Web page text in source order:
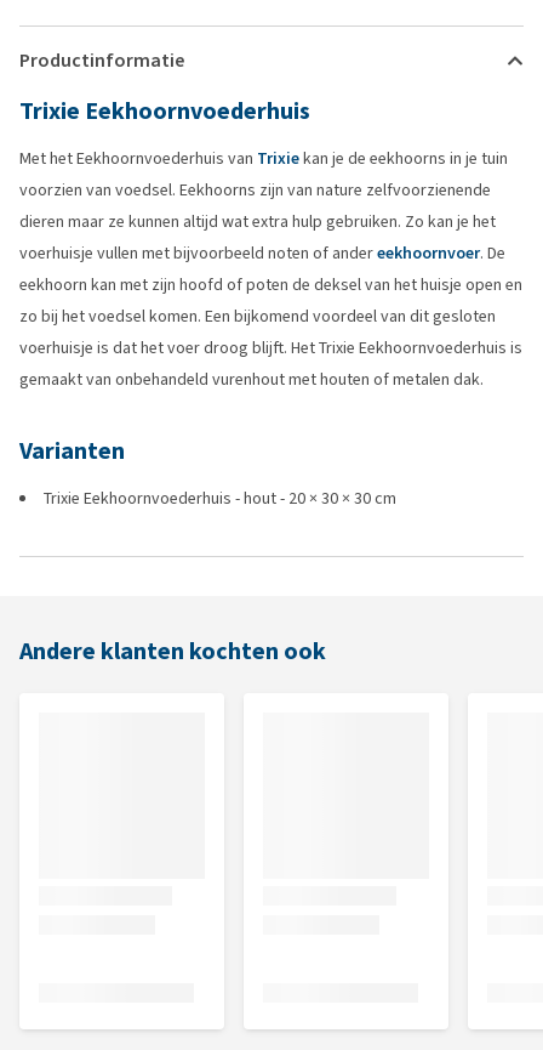
Productinformatie
Trixie Eekhoornvoederhuis
Met het Eekhoornvoederhuis van Trixiekan je de eekhoorns in je tuin
voorzien van voedsel. Eekhoorns zijn van nature zelfvoorzienende
dieren maar ze kunnen altijd wat extra hulp gebruiken. Zo kan je het
voerhuisje vullen met bijvoorbeeld noten of andereekhoornvoer. De
eekhoorn kan met zijn hoofd of poten de deksel van het huisje open en
zo bij het voedsel komen. Een bijkomend voordeel van dit gesloten
voerhuisje is dat het voer droog blijft. Het Trixie Eekhoornvoederhuis is
gemaakt van onbehandeld vurenhout met houten of metalen dak.
Varianten
Trixie Eekhoornvoederhuis - hout - 20 × 30 × 30 cm
Andere klanten kochten ook